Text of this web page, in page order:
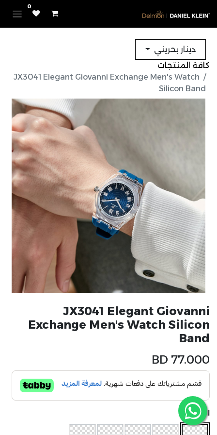
0
دينار بحريني
كافة المنتجات
JX3041 Elegant Giovanni Exchange Men's Watch
Silicon Band
JX3041 Elegant Giovanni
Exchange Men's Watch Silicon
Band
77.000
الموديل